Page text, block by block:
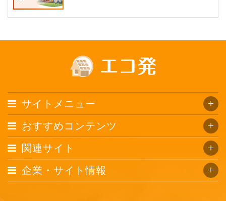
サイトメニュー
おすすめコンテンツ
関連サイト
企業・サイト情報